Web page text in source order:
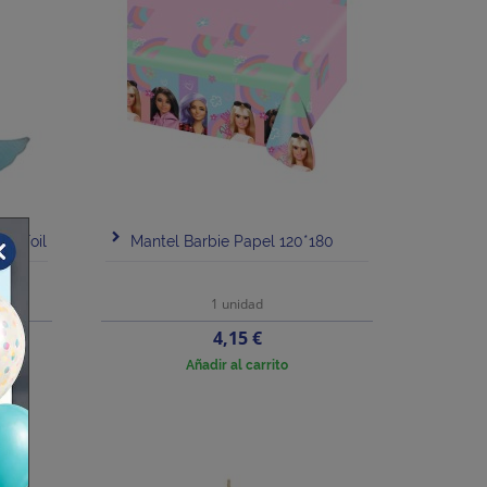
Foil Mantel Barbie Papel 120*180
1 unidad
Precio
4,15 €
Añadir al carrito